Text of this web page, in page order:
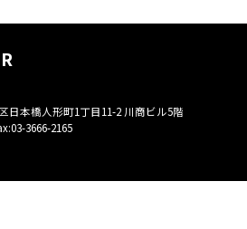
日本橋人形町1丁目11-2 川商ビル5階
3666-2165